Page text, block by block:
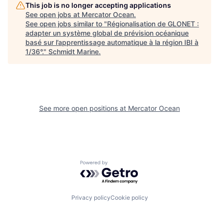
This job is no longer accepting applications
See open jobs at Mercator Ocean.
See open jobs similar to "Régionalisation de GLONET :
adapter un système global de prévision océanique
basé sur l’apprentissage automatique à la région IBI à
1/36°." Schmidt Marine.
See more open positions at Mercator Ocean
Powered by Getro.com
Privacy policyCookie policy